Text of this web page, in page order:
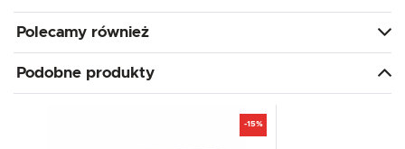
Polecamy również
Podobne produkty
-15%